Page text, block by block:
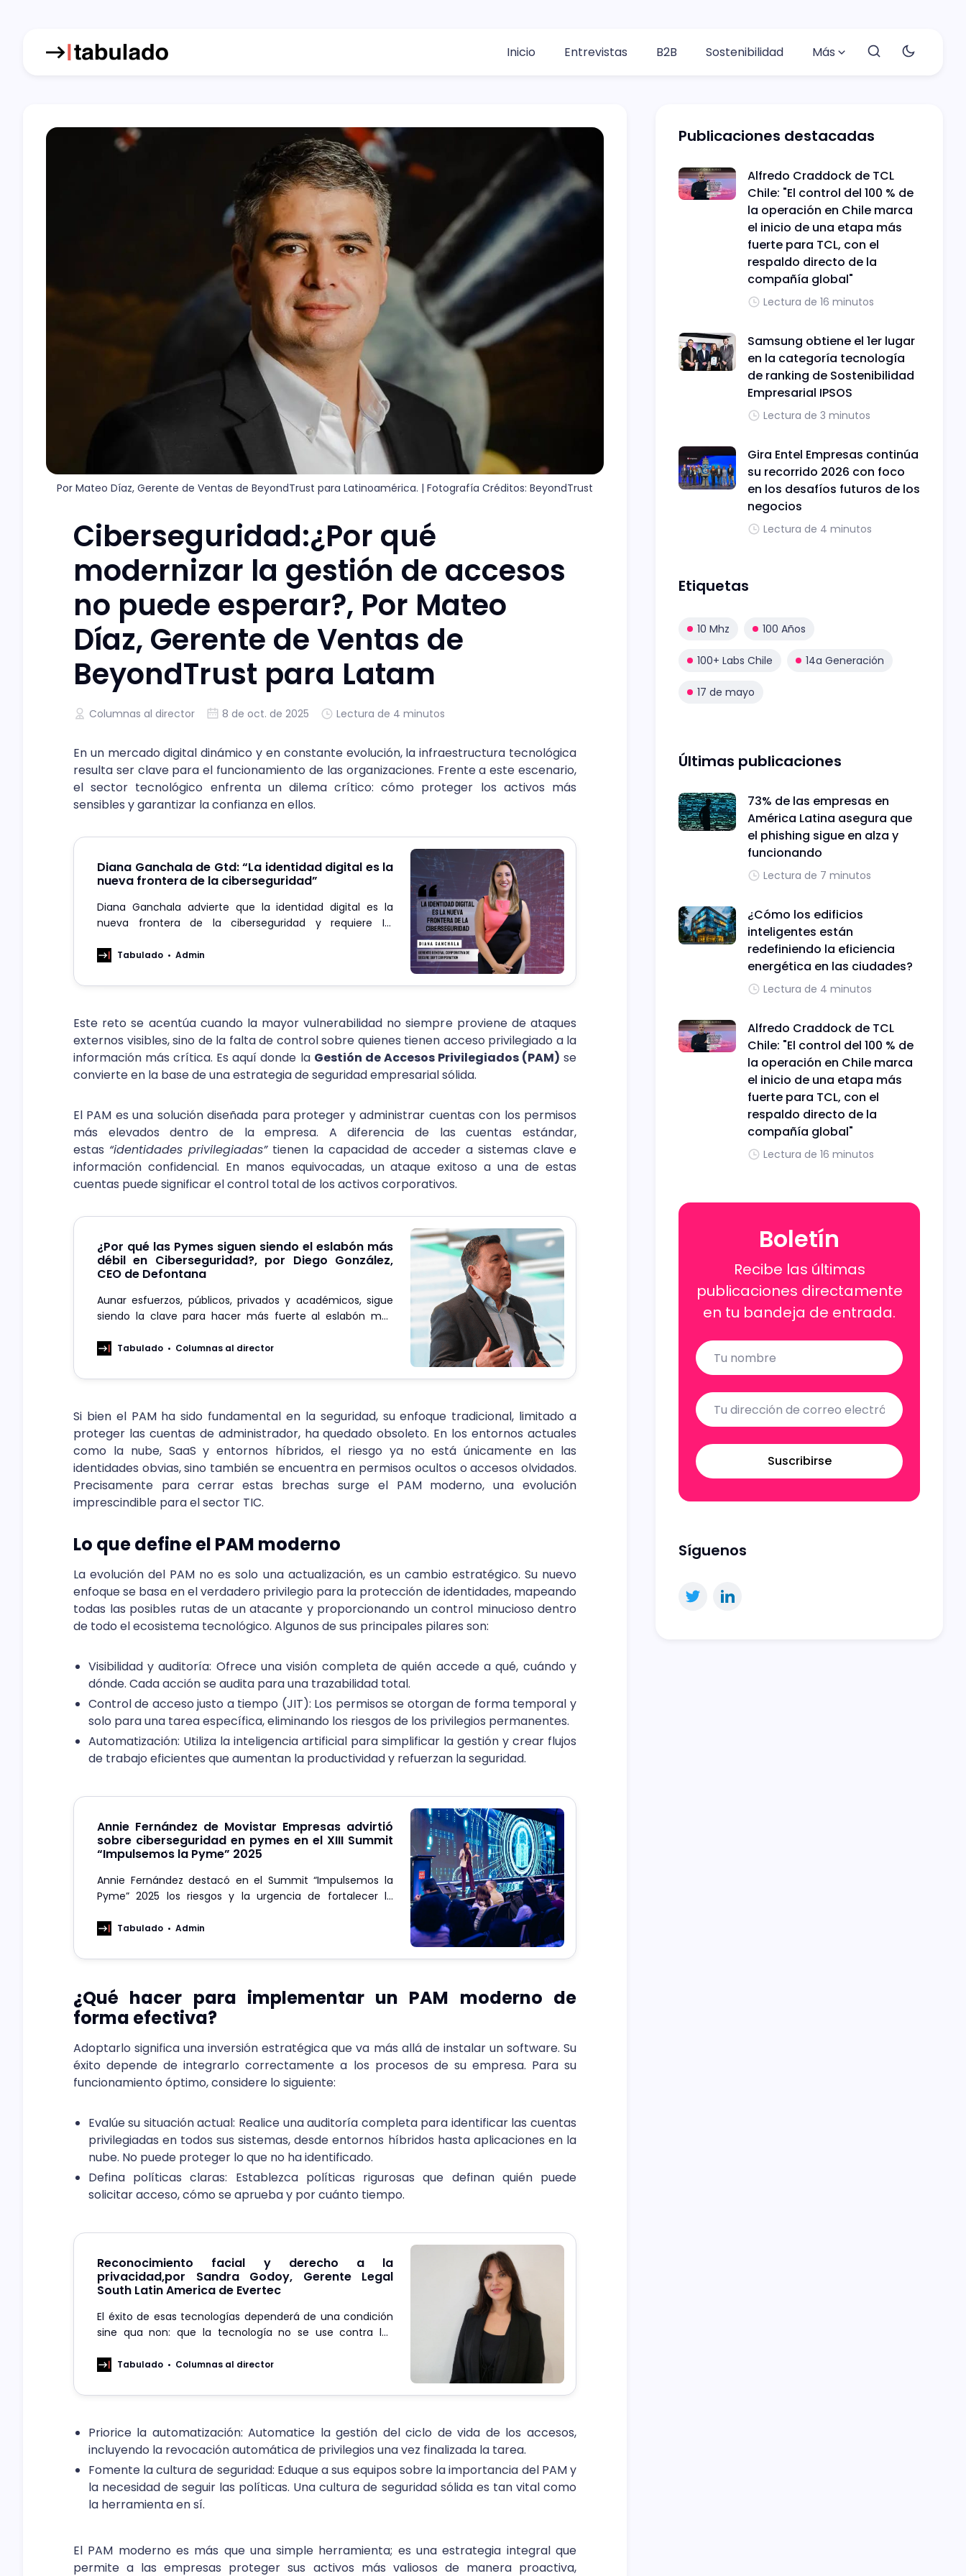
Inicio Entrevistas B2B Sostenibilidad Más
Por Mateo Díaz, Gerente de Ventas de BeyondTrust para Latinoamérica. | Fotografía Créditos: BeyondTrust
Ciberseguridad:¿Por qué
modernizar la gestión de accesos
no puede esperar?, Por Mateo
Díaz, Gerente de Ventas de
BeyondTrust para Latam
Columnas al director 8 de oct. de 2025 Lectura de 4 minutos
En un mercado digital dinámico y en constante evolución, la infraestructura tecnológica
resulta ser clave para el funcionamiento de las organizaciones. Frente a este escenario,
el sector tecnológico enfrenta un dilema crítico: cómo proteger los activos más
sensibles y garantizar la confianza en ellos.
Diana Ganchala de Gtd: “La identidad digital es la
nueva frontera de la ciberseguridad”
Diana Ganchala advierte que la identidad digital es la
nueva frontera de la ciberseguridad y requiere IA,
Tabulado Admin
Este reto se acentúa cuando la mayor vulnerabilidad no siempre proviene de ataques
externos visibles, sino de la falta de control sobre quienes tienen acceso privilegiado a la
información más crítica. Es aquí donde la Gestión de Accesos Privilegiados (PAM) se
convierte en la base de una estrategia de seguridad empresarial sólida.
El PAM es una solución diseñada para proteger y administrar cuentas con los permisos
más elevados dentro de la empresa. A diferencia de las cuentas estándar,
estas “identidades privilegiadas”tienen la capacidad de acceder a sistemas clave e
información confidencial. En manos equivocadas, un ataque exitoso a una de estas
cuentas puede significar el control total de los activos corporativos.
¿Por qué las Pymes siguen siendo el eslabón más
débil en Ciberseguridad?, por Diego González,
CEO de Defontana
Aunar esfuerzos, públicos, privados y académicos, sigue
siendo la clave para hacer más fuerte al eslabón más
Tabulado Columnas al director
Si bien el PAM ha sido fundamental en la seguridad, su enfoque tradicional, limitado a
proteger las cuentas de administrador, ha quedado obsoleto. En los entornos actuales
como la nube, SaaS y entornos híbridos, el riesgo ya no está únicamente en las
identidades obvias, sino también se encuentra en permisos ocultos o accesos olvidados.
Precisamente para cerrar estas brechas surge el PAM moderno, una evolución
imprescindible para el sector TIC.
Lo que define el PAM moderno
La evolución del PAM no es solo una actualización, es un cambio estratégico. Su nuevo
enfoque se basa en el verdadero privilegio para la protección de identidades, mapeando
todas las posibles rutas de un atacante y proporcionando un control minucioso dentro
de todo el ecosistema tecnológico. Algunos de sus principales pilares son:
Visibilidad y auditoría: Ofrece una visión completa de quién accede a qué, cuándo y
dónde. Cada acción se audita para una trazabilidad total.
Control de acceso justo a tiempo (JIT): Los permisos se otorgan de forma temporal y
solo para una tarea específica, eliminando los riesgos de los privilegios permanentes.
Automatización: Utiliza la inteligencia artificial para simplificar la gestión y crear flujos
de trabajo eficientes que aumentan la productividad y refuerzan la seguridad.
Annie Fernández de Movistar Empresas advirtió
sobre ciberseguridad en pymes en el XIII Summit
“Impulsemos la Pyme” 2025
Annie Fernández destacó en el Summit “Impulsemos la
Pyme” 2025 los riesgos y la urgencia de fortalecer la
Tabulado Admin
¿Qué hacer para implementar un PAM moderno de
forma efectiva?
Adoptarlo significa una inversión estratégica que va más allá de instalar un software. Su
éxito depende de integrarlo correctamente a los procesos de su empresa. Para su
funcionamiento óptimo, considere lo siguiente:
Evalúe su situación actual: Realice una auditoría completa para identificar las cuentas
privilegiadas en todos sus sistemas, desde entornos híbridos hasta aplicaciones en la
nube. No puede proteger lo que no ha identificado.
Defina políticas claras: Establezca políticas rigurosas que definan quién puede
solicitar acceso, cómo se aprueba y por cuánto tiempo.
Reconocimiento facial y derecho a la
privacidad,por Sandra Godoy, Gerente Legal
South Latin America de Evertec
El éxito de esas tecnologías dependerá de una condición
sine qua non: que la tecnología no se use contra las
Tabulado Columnas al director
Priorice la automatización: Automatice la gestión del ciclo de vida de los accesos,
incluyendo la revocación automática de privilegios una vez finalizada la tarea.
Fomente la cultura de seguridad: Eduque a sus equipos sobre la importancia del PAM y
la necesidad de seguir las políticas. Una cultura de seguridad sólida es tan vital como
la herramienta en sí.
El PAM moderno es más que una simple herramienta; es una estrategia integral que
permite a las empresas proteger sus activos más valiosos de manera proactiva,
Publicaciones destacadas
Alfredo Craddock de TCL
Chile: "El control del 100 % de
la operación en Chile marca
el inicio de una etapa más
fuerte para TCL, con el
respaldo directo de la
compañía global"
Lectura de 16 minutos
Samsung obtiene el 1er lugar
en la categoría tecnología
de ranking de Sostenibilidad
Empresarial IPSOS
Lectura de 3 minutos
Gira Entel Empresas continúa
su recorrido 2026 con foco
en los desafíos futuros de los
negocios
Lectura de 4 minutos
Etiquetas
10 Mhz 100 Años
100+ Labs Chile 14a Generación
17 de mayo
Últimas publicaciones
73% de las empresas en
América Latina asegura que
el phishing sigue en alza y
funcionando
Lectura de 7 minutos
¿Cómo los edificios
inteligentes están
redefiniendo la eficiencia
energética en las ciudades?
Lectura de 4 minutos
Alfredo Craddock de TCL
Chile: "El control del 100 % de
la operación en Chile marca
el inicio de una etapa más
fuerte para TCL, con el
respaldo directo de la
compañía global"
Lectura de 16 minutos
Boletín
Recibe las últimas
publicaciones directamente
en tu bandeja de entrada.
Name
Email
Suscribirse
Síguenos